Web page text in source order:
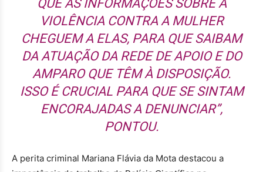
QUE AS INFORMAÇÕES SOBRE A
VIOLÊNCIA CONTRA A MULHER
CHEGUEM A ELAS, PARA QUE SAIBAM
DA ATUAÇÃO DA REDE DE APOIO E DO
AMPARO QUE TÊM À DISPOSIÇÃO.
ISSO É CRUCIAL PARA QUE SE SINTAM
ENCORAJADAS A DENUNCIAR”,
PONTOU.
A perita criminal Mariana Flávia da Mota destacou a